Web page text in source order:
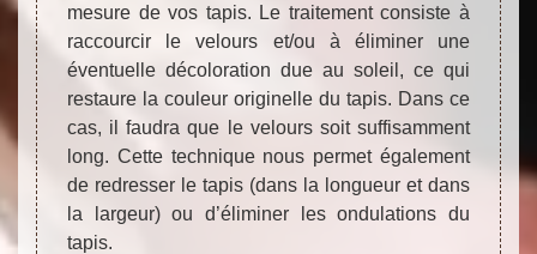
mesure de vos tapis. Le traitement consiste à
raccourcir le velours et/ou à éliminer une
éventuelle décoloration due au soleil, ce qui
restaure la couleur originelle du tapis. Dans ce
cas, il faudra que le velours soit suffisamment
long. Cette technique nous permet également
de redresser le tapis (dans la longueur et dans
la largeur) ou d’éliminer les ondulations du
tapis.